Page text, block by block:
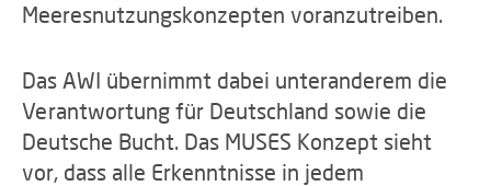
Meeresnutzungskonzepten voranzutreiben.
Das AWI übernimmt dabei unteranderem die
Verantwortung für Deutschland sowie die
Deutsche Bucht. Das MUSES Konzept sieht
vor, dass alle Erkenntnisse in jedem